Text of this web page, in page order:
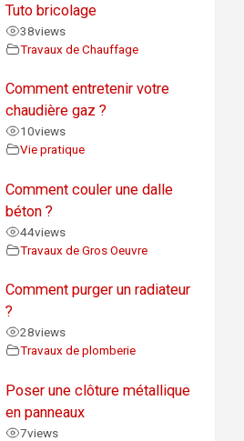
Tuto bricolage
38views
Travaux de Chauffage
Comment entretenir votre
chaudière gaz ?
10views
Vie pratique
Comment couler une dalle
béton ?
44views
Travaux de Gros Oeuvre
Comment purger un radiateur
?
28views
Travaux de plomberie
Poser une clôture métallique
en panneaux
7views